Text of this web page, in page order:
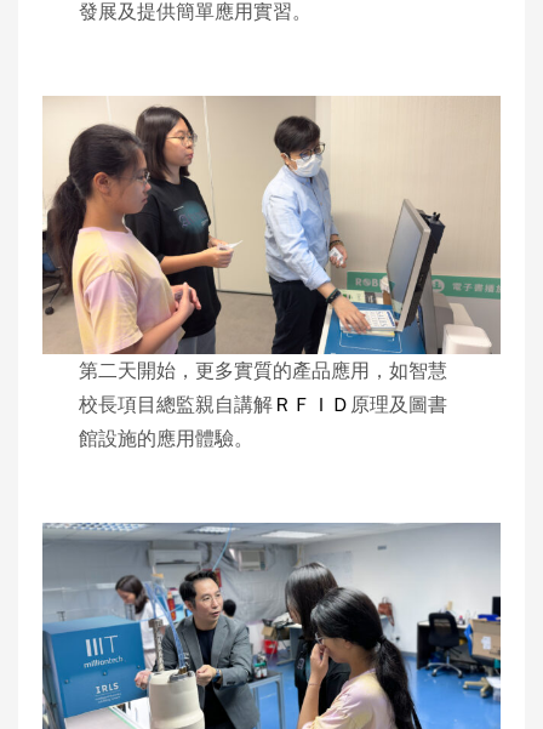
發展及提供簡單應用實習。
第二天開始，更多實質的產品應用，如智慧
校長項目總監親自講解 ＲＦＩＤ 原理及圖書
館設施的應用體驗。